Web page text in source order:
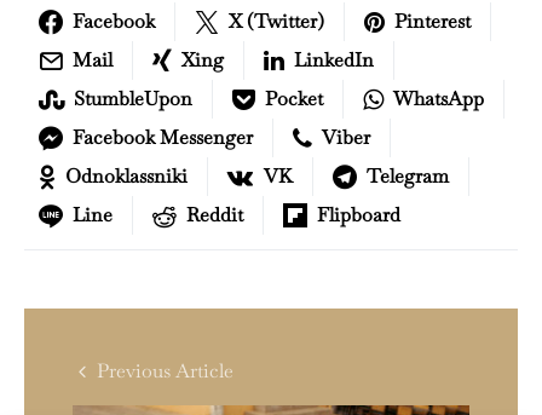
Facebook X (Twitter)
Pinterest
Mail
Xing
LinkedIn
StumbleUpon
Pocket
WhatsApp
Facebook Messenger
Viber
Odnoklassniki
VK
Telegram
Line
Reddit Flipboard
Previous Article